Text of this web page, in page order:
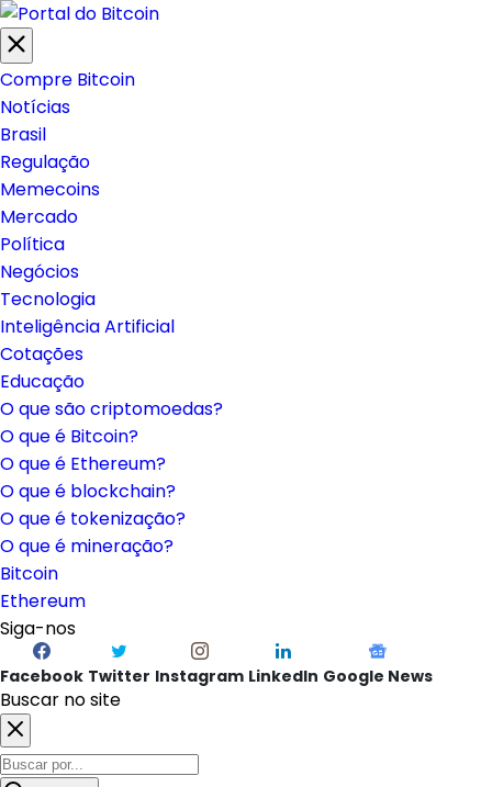
Compre Bitcoin
Notícias
Brasil
Regulação
Memecoins
Mercado
Política
Negócios
Tecnologia
Inteligência Artificial
Cotações
Educação
O que são criptomoedas?
O que é Bitcoin?
O que é Ethereum?
O que é blockchain?
O que é tokenização?
O que é mineração?
Bitcoin
Ethereum
Siga-nos
Facebook Twitter Instagram LinkedIn Google News
Buscar no site